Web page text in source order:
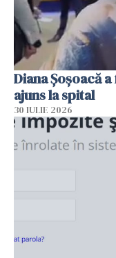
Diana Șoșoacă
ajuns la spital
30 IULIE 2026